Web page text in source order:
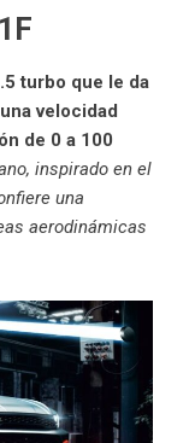
turbo que le da
velocidad
de 0 a 100
inspirado en el
una
aerodinámicas